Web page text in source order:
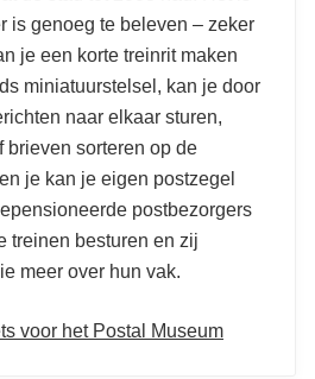
is genoeg te beleven – zeker
je een korte treinrit maken
miniatuurstelsel, kan je door
naar elkaar sturen,
brieven sorteren op de
je kan je eigen postzegel
postbezorgers
treinen besturen en zij
meer over hun vak.
voor het Postal Museum